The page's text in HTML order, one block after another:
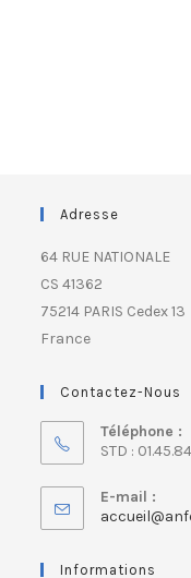
Adresse
64 RUE NATIONALE
CS 41362
75214 PARIS Cedex 13
France
Contactez-Nous
Téléphone :
STD :
E-mail :
Informations